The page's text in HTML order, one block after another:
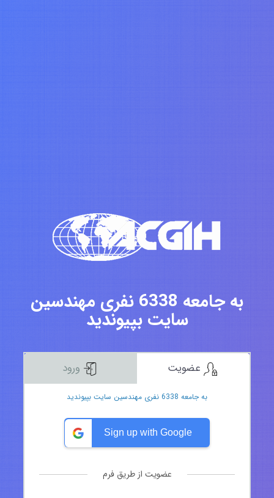
به جامعه 6338 نفری مهندسین
سایت بپیوندید
به جامعه 6338 نفری مهندسین سایت بپیوندید
Sign up with Google
عضویت از طریق فرم